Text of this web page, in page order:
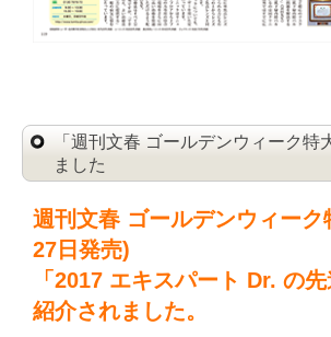
「週刊文春 ゴールデンウィーク特
ました
週刊文春 ゴールデンウィーク
27日発売)
「2017 エキスパート Dr. の
紹介されました。